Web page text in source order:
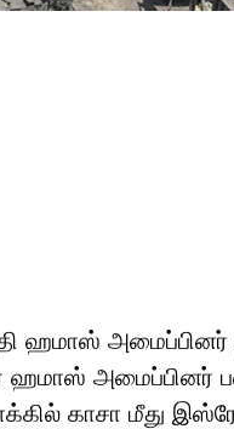
அமைப்பினர்
அமைப்பினர்
காசா மீது